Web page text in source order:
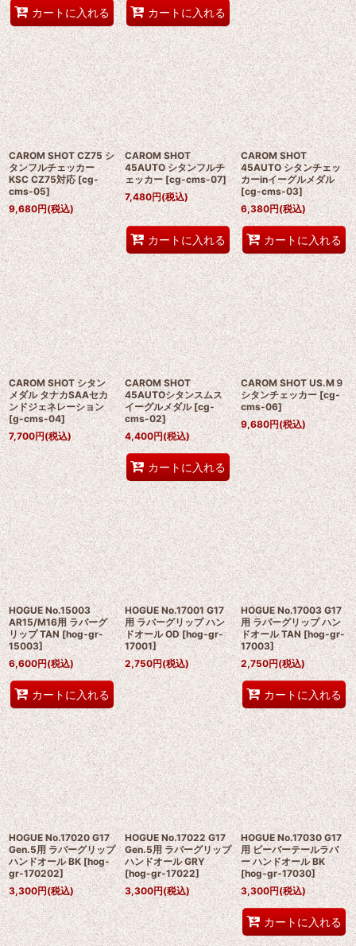
カートに入れる カートに入れる
CAROM SHOT CZ75 シ
タンフルチェッカー
KSC CZ75対応 [cg-
cms-05]
9,680円(税込)
CAROM SHOT
45AUTO シタンフルチ
ェッカー [cg-cms-07]
7,480円(税込)
カートに入れる
CAROM SHOT
45AUTO シタンチェッ
カーinイーグルメダル
[cg-cms-03]
6,380円(税込)
カートに入れる
CAROM SHOT シタン
メダル タナカSAAセカ
ンドジェネレーション
[g-cms-04]
7,700円(税込)
CAROM SHOT
45AUTOシタンスムス
イーグルメダル [cg-
cms-02]
4,400円(税込)
カートに入れる
CAROM SHOT US.M９
シタンチェッカー[cg-
cms-06]
9,680円(税込)
HOGUE No.15003
AR15/M16用 ラバーグ
リップ TAN [hog-gr-
15003]
6,600円(税込)
カートに入れる
HOGUE No.17001 G17
用 ラバーグリップ ハン
ドオール OD [hog-gr-
17001]
2,750円(税込)
HOGUE No.17003 G17
用 ラバーグリップ ハン
ドオール TAN [hog-gr-
17003]
2,750円(税込)
カートに入れる
HOGUE No.17020 G17
Gen.5用 ラバーグリップ
ハンドオール BK [hog-
gr-170202]
3,300円(税込)
HOGUE No.17022 G17
Gen.5用 ラバーグリップ
ハンドオール GRY
[hog-gr-17022]
3,300円(税込)
HOGUE No.17030 G17
用 ビーバーテールラバ
ー ハンドオール BK
[hog-gr-17030]
3,300円(税込)
カートに入れる